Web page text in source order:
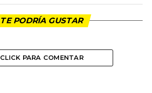
TE PODRÍA GUSTAR
CLICK PARA COMENTAR